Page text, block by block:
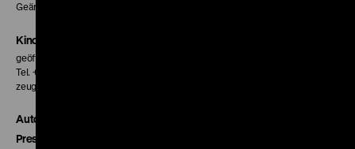
Geänderte Preise sind im Programm vermerkt.
Kinokasse
geöffnet 30 Minuten vor Beginn der ersten Vorstellung
Tel. + 49 30 20304-770
zeughauskino@dhm.de
Autor*innen
Presse